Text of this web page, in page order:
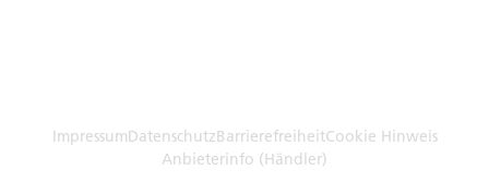
ImpressumDatenschutzBarrierefreiheitCookie Hinweis
Anbieterinfo (Händler)